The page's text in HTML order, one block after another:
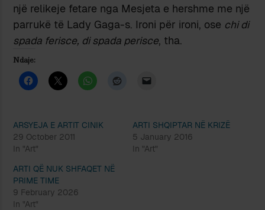
një relikeje fetare nga Mesjeta e hershme me një
parrukë të Lady Gaga-s. Ironi për ironi, ose chi di
spada ferisce, di spada perisce, tha.
Ndaje:
ARSYEJA E ARTIT CINIK
29 October 2011
In "Art"
ARTI SHQIPTAR NË KRIZË
5 January 2016
In "Art"
ARTI QË NUK SHFAQET NË
PRIME TIME
9 February 2026
In "Art"